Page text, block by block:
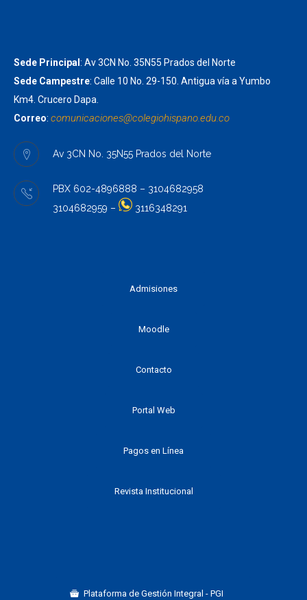
Sede Principal : Av 3CN No. 35N55 Prados del Norte
Sede Campestre: Calle 10 No. 29-150. Antigua vía a Yumbo
Km4. Crucero Dapa.
Correo: comunicaciones@colegiohispano.edu.co
Av 3CN No. 35N55 Prados del Norte
PBX 602-4896888 – 3104682958
3104682959 –
3116348291
Admisiones
Moodle
Contacto
Portal Web
Pagos en Línea
Revista Institucional
Plataforma de Gestión Integral - PGI